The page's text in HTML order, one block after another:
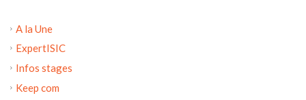
A la Une
ExpertISIC
Infos stages
Keep com